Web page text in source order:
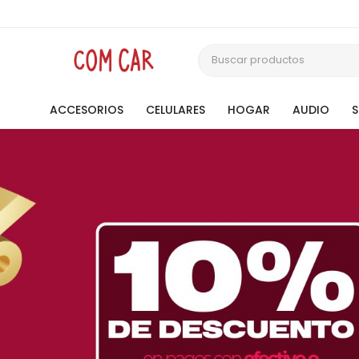
ACCESORIOS CELULARES HOGAR AUDIO
Tecnología
Ver
Telefonía
Celulares y accesorios
Gaming
Ver